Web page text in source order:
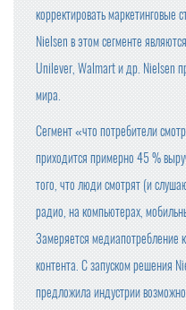
корректировать маркетинговые
Nielsen в этом сегменте
Unilever, Walmart и др. Nielsen
мира.
Сегмент «что потребители
приходится примерно 45 %
того, что люди смотрят (и
радио, на компьютерах,
Замеряется медиапотребление
контента. С запуском решения
предложила индустрии